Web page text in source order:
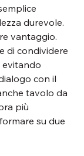
durevole.
vantaggio.
di condividere
evitando
con il
tavolo da
più
su due